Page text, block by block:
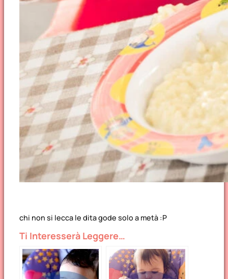
chi non si lecca le dita gode solo a metà :P
Ti Interesserà Leggere…